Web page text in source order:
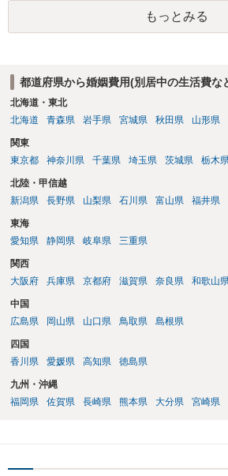
もっとみる
都道府県から婚姻費用(別居中の生活費な
北海道・東北
北海道
青森県 岩手県 宮城県 秋田県 山形県
関東
東京都
神奈川県 千葉県 埼玉県 茨城県 栃木
北陸・甲信越
新潟県
長野県 山梨県 石川県 富山県 福井県
東海
愛知県
静岡県 岐阜県 三重県
関西
大阪府
兵庫県 京都府 滋賀県 奈良県 和歌山
中国
広島県
岡山県 山口県 鳥取県 島根県
四国
香川県
愛媛県 高知県 徳島県
九州・沖縄
福岡県
佐賀県 長崎県 熊本県 大分県 宮崎県